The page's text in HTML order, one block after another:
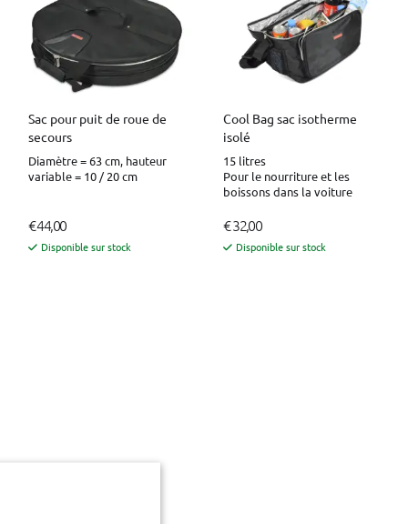
Sac pour puit de roue de
secours
Diamètre = 63 cm, hauteur
variable = 10 / 20 cm
€ 44,00
Disponible sur stock
Cool Bag sac isotherme
isolé
15 litres
Pour le nourriture et les
boissons dans la voiture
€ 32,00
Disponible sur stock